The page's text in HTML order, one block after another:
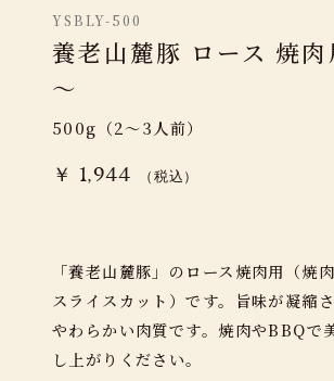
YSBLY-500
養老山麓豚 ロース 焼
～
500g（2～3人前）
￥ 1,944 （税込）
「養老山麓豚」のロース焼肉用（焼
スライスカット）です。旨味が凝縮
やわらかい肉質です。焼肉やBBQで
し上がりください。